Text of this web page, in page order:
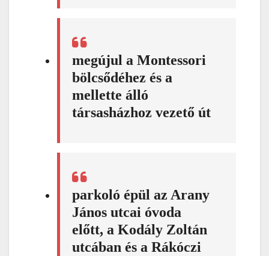
megújul a Montessori
bölcsődéhez és a
mellette álló
társasházhoz vezető út
parkoló épül az Arany
János utcai óvoda
előtt, a Kodály Zoltán
utcában és a Rákóczi